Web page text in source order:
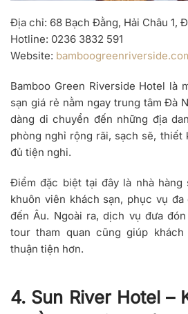
Địa chỉ: 68 Bạch Đằng, Hải Châu 1,
Hotline: 0236 3832 591
Website:
Bamboo Green Riverside Hotel là
sạn giá rẻ nằm ngay trung tâm Đà
dàng di chuyển đến những địa
phòng nghỉ rộng rãi, sạch sẽ, thiết
đủ tiện nghi.
Điểm đặc biệt tại đây là nhà hàng
khuôn viên khách sạn, phục vụ
đến Âu. Ngoài ra, dịch vụ đưa
tour tham quan cũng giúp
thuận tiện hơn.
4. Sun River Hotel –